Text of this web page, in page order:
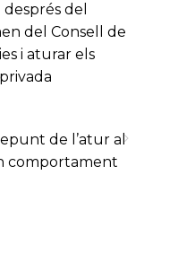
del
del Consell de
i aturar els
de l’atur al
comportament